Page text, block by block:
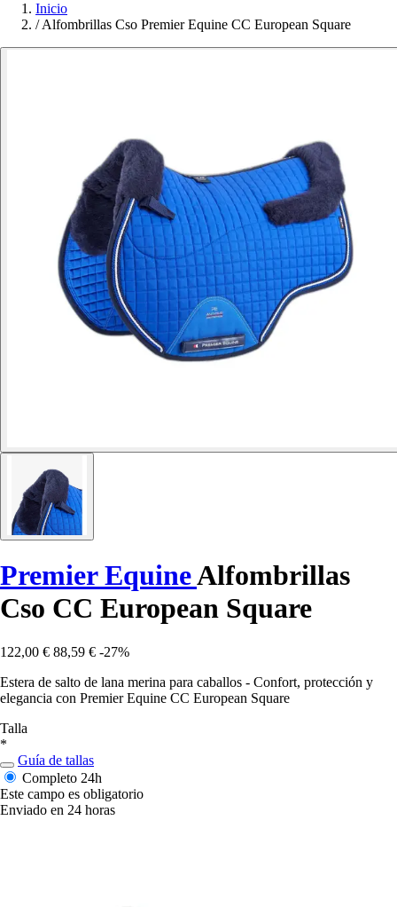
Inicio
/ Alfombrillas Cso Premier Equine CC European Square
Premier EquineAlfombrillas
Cso CC European Square
122,00 € 88,59 € -27%
Estera de salto de lana merina para caballos - Confort, protección y
elegancia con Premier Equine CC European Square
Talla
*
Guía de tallas
Completo 24h
Este campo es obligatorio
Enviado en 24 horas